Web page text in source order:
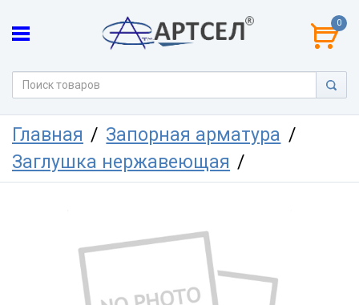
0
Главная
Запорная арматура
Заглушка нержавеющая